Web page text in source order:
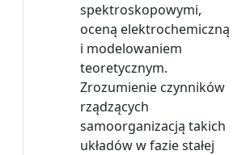
spektroskopowymi,
oceną elektrochemiczną
i modelowaniem
teoretycznym.
Zrozumienie czynników
rządzących
samoorganizacją takich
układów w fazie stałej